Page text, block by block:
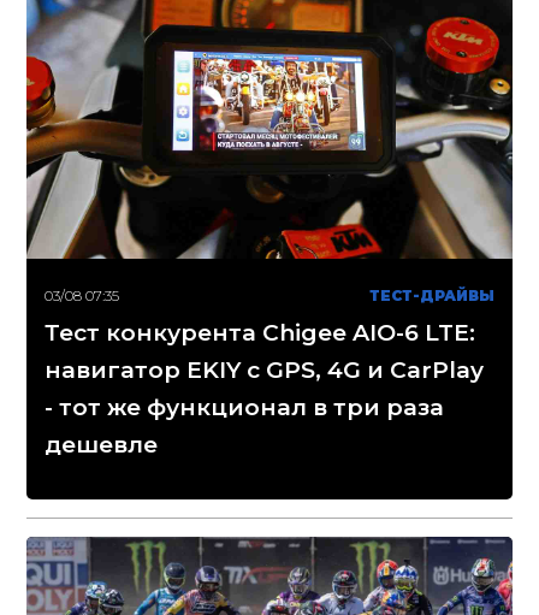
03/08 07:35 ТЕСТ-ДРАЙВЫ
Тест конкурента Chigee AIO-6 LTE:
навигатор EKIY с GPS, 4G и CarPlay
- тот же функционал в три раза
дешевле